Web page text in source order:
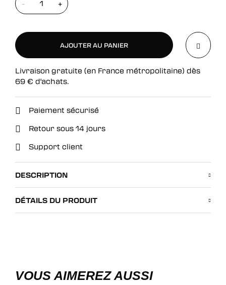
- +
AJOUTER AU PANIER
AJOUTER AU PANIER
Livraison gratuite (en France métropolitaine) dès
69 € d'achats.
Paiement sécurisé
Retour sous 14 jours
Support client
DESCRIPTION
DÉTAILS DU PRODUIT
VOUS AIMEREZ AUSSI